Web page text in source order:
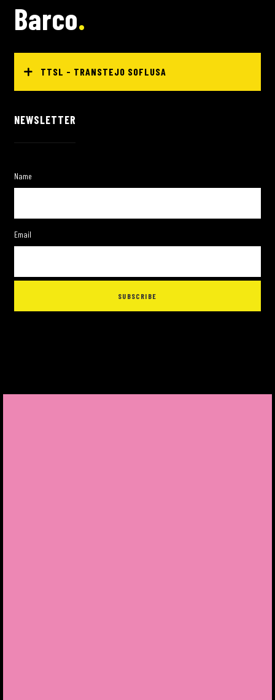
Barco
TTSL - TRANSTEJO SOFLUSA
NEWSLETTER
Name
Email